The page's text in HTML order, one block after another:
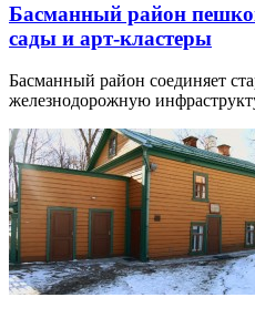
Басманный район
сады и арт-кластеры
Басманный район соединяет
железнодорожную